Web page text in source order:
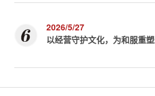
2026/5/27
以经营守护文化，为和服重